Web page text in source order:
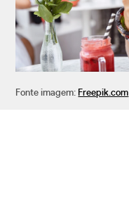
Fonte imagem: Freepik.com